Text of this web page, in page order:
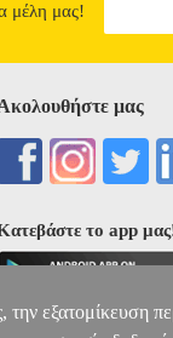
μέλη μας!
μας
το app
εξατομίκευση